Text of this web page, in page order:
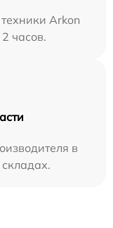
Arkon
часов.
в